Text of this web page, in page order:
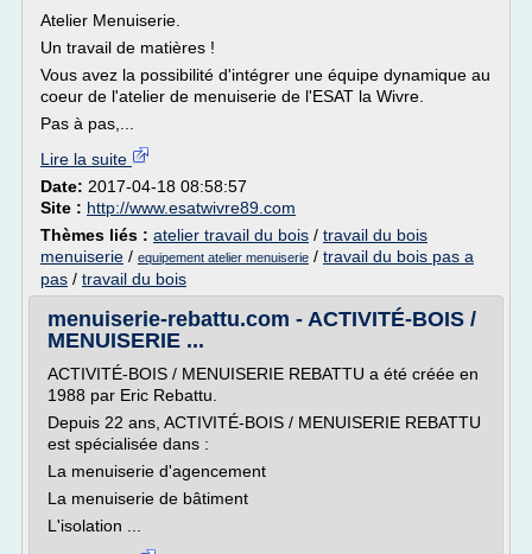
Atelier Menuiserie.
Un travail de matières !
Vous avez la possibilité d'intégrer une équipe dynamique au
coeur de l'atelier de menuiserie de l'ESAT la Wivre.
Pas à pas,...
Lire la suite
Date: 2017-04-18 08:58:57
Site : http://www.esatwivre89.com
Thèmes liés : atelier travail du bois / travail du bois
menuiserie / equipement atelier menuiserie / travail du bois pas a
pas / travail du bois
menuiserie-rebattu.com - ACTIVITÉ-BOIS /
MENUISERIE ...
ACTIVITÉ-BOIS / MENUISERIE REBATTU a été créée en
1988 par Eric Rebattu.
Depuis 22 ans, ACTIVITÉ-BOIS / MENUISERIE REBATTU
est spécialisée dans :
La menuiserie d'agencement
La menuiserie de bâtiment
L'isolation ...